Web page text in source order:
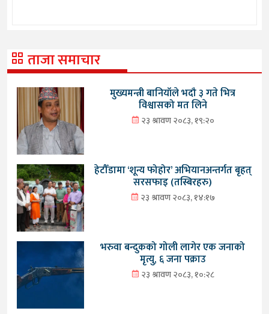
ताजा समाचार
मुख्यमन्त्री बानियाँले भदौ ३ गते भित्र
विश्वासको मत लिने
२३ श्रावण २०८३, १९:२०
हेटौँडामा ‘शून्य फोहोर’ अभियानअन्तर्गत बृहत्
सरसफाइ (तस्बिरहरु)
२३ श्रावण २०८३, १४:१७
भरुवा बन्दुकको गोली लागेर एक जनाको
मृत्यु, ६ जना पक्राउ
२३ श्रावण २०८३, १०:२८